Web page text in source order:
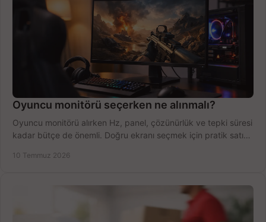
Oyuncu monitörü seçerken ne alınmalı?
Oyuncu monitörü alırken Hz, panel, çözünürlük ve tepki süresi
kadar bütçe de önemli. Doğru ekranı seçmek için pratik satın
10 Temmuz 2026